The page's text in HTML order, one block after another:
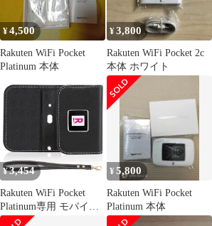
¥4,500
Rakuten WiFi Pocket
Platinum 本体
¥3,800
Rakuten WiFi Pocket 2c
本体 ホワイト
¥3,454
Rakuten WiFi Pocket
Platinum専用 モバイル
ルーター ケース カバー
¥5,800
Rakuten WiFi Pocket
Platinum 本体